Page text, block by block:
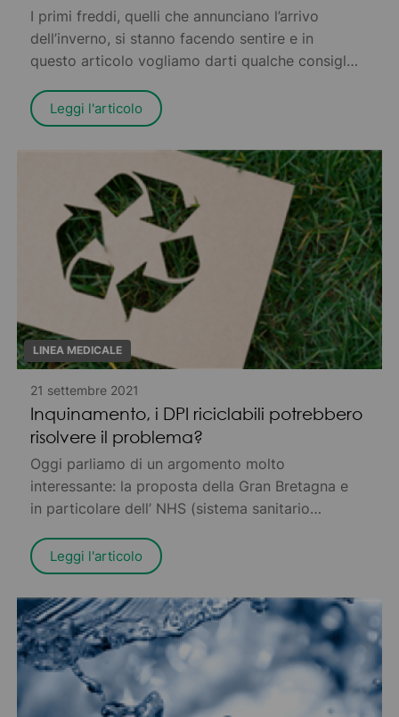
I primi freddi, quelli che annunciano l’arrivo
dell’inverno, si stanno facendo sentire e in
questo articolo vogliamo darti qualche consiglio
possono provocarti dolore – o peggio, tenerti
costretto in casa per riprenderti
completamente.
Leggi l'articolo
LINEA MEDICALE
21 settembre 2021
Inquinamento, i DPI riciclabili potrebbero
risolvere il problema?
Oggi parliamo di un argomento molto
interessante: la proposta della Gran Bretagna e
in particolare dell’ NHS (sistema sanitario
(Dispositivi di Protezione Individuale) riciclabili
per ridurre l’inquinamento.
Leggi l'articolo